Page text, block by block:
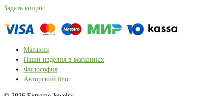
Задать вопрос
Магазин
Наши изделия в магазинах
Философия
Авторский блог